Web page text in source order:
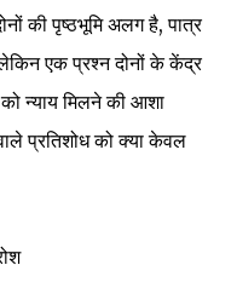
की पृष्ठभूमि अलग है, पात्र
एक प्रश्न दोनों के केंद्र
न्याय मिलने की आशा
प्रतिशोध को क्या केवल